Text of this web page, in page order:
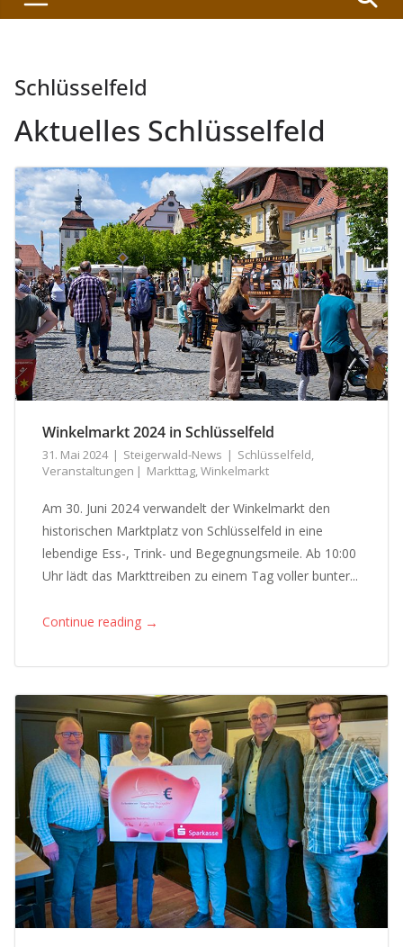
Schlüsselfeld
Aktuelles Schlüsselfeld
Winkelmarkt 2024 in Schlüsselfeld
31. Mai 2024 Steigerwald-News Schlüsselfeld,
Veranstaltungen
Markttag,Winkelmarkt
Am 30. Juni 2024 verwandelt der Winkelmarkt den
historischen Marktplatz von Schlüsselfeld in eine
lebendige Ess-, Trink- und Begegnungsmeile. Ab 10:00
Uhr lädt das Markttreiben zu einem Tag voller bunter...
Continue reading →